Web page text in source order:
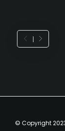
© Copyright